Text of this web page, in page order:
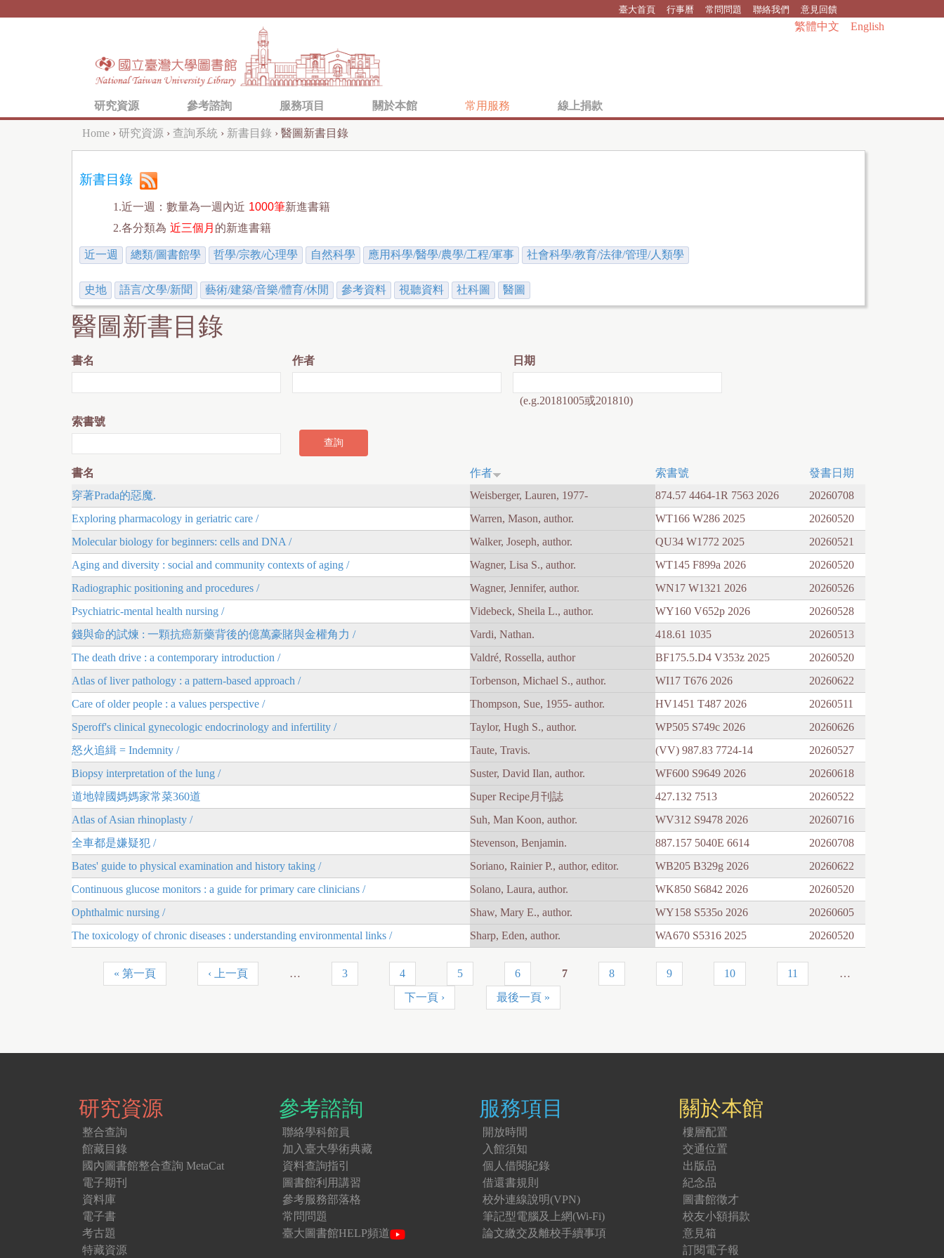
臺大首頁 行事曆 常問問題 聯絡我們 意見回饋
繁體中文 English
研究資源 參考諮詢 服務項目 關於本館 常用服務 線上捐款
Y
o
r
e
h
e
r
e
Home › 研究資源 › 查詢系統 › 新書目錄 › 醫圖新書目錄
新書目錄
1.近一週：數量為一週內近 1000筆新進書籍
2.各分類為 近三個月 的新進書籍
近一週 總類/圖書館學 哲學/宗教/心理學 自然科學 應用科學/醫學/農學/工程/軍事 社會科學/教育/法律/管理/人類學
史地 語言/文學/新聞 藝術/建築/音樂/體育/休閒 參考資料 視聽資料 社科圖 醫圖
醫圖新書目錄
書名 作者 日期
(e.g.20181005或201810)
索書號
書名 作者 索書號
發書日期
穿著Prada的惡魔.
Weisberger, Lauren, 1977- 874.57 4464-1R 7563 2026
20260708
Exploring pharmacology in geriatric care /
Warren, Mason, author. WT166 W286 2025
20260520
Molecular biology for beginners: cells and DNA /
Walker, Joseph, author. QU34 W1772 2025
20260521
Aging and diversity : social and community contexts of aging /
Wagner, Lisa S., author. WT145 F899a 2026
20260520
Radiographic positioning and procedures /
Wagner, Jennifer, author. WN17 W1321 2026
20260526
Psychiatric-mental health nursing /
Videbeck, Sheila L., author. WY160 V652p 2026
20260528
錢與命的試煉 : 一顆抗癌新藥背後的億萬豪賭與金權角力 /
Vardi, Nathan. 418.61 1035
20260513
The death drive : a contemporary introduction /
Valdré, Rossella, author BF175.5.D4 V353z 2025
20260520
Atlas of liver pathology : a pattern-based approach /
Torbenson, Michael S., author. WI17 T676 2026
20260622
Care of older people : a values perspective /
Thompson, Sue, 1955- author. HV1451 T487 2026
20260511
Speroff's clinical gynecologic endocrinology and infertility /
Taylor, Hugh S., author. WP505 S749c 2026
20260626
怒火追緝 = Indemnity /
Taute, Travis. (VV) 987.83 7724-14
20260527
Biopsy interpretation of the lung /
Suster, David Ilan, author. WF600 S9649 2026
20260618
道地韓國媽媽家常菜360道
Super Recipe月刊誌 427.132 7513
20260522
Atlas of Asian rhinoplasty /
Suh, Man Koon, author. WV312 S9478 2026
20260716
全車都是嫌疑犯 /
Stevenson, Benjamin. 887.157 5040E 6614
20260708
Bates' guide to physical examination and history taking /
Soriano, Rainier P., author, editor. WB205 B329g 2026
20260622
Continuous glucose monitors : a guide for primary care clinicians /
Solano, Laura, author. WK850 S6842 2026
20260520
Ophthalmic nursing /
Shaw, Mary E., author. WY158 S535o 2026
20260605
The toxicology of chronic diseases : understanding environmental links /
Sharp, Eden, author. WA670 S5316 2025 20260520
e
« 第一頁 ‹ 上一頁 … 3 4 5 6 7 8 9 10 11
…
下一頁 ›
最後一頁 »
研究資源
整合查詢
館藏目錄
國內圖書館整合查詢 MetaCat
電子期刊
資料庫
電子書
考古題
特藏資源
參考諮詢
聯絡學科館員
加入臺大學術典藏
資料查詢指引
圖書館利用講習
參考服務部落格
常問問題
臺大圖書館HELP頻道
服務項目
開放時間
入館須知
個人借閱紀錄
借還書規則
校外連線說明(VPN)
筆記型電腦及上網(Wi-Fi)
論文繳交及離校手續事項
關於本館
樓層配置
交通位置
出版品
紀念品
圖書館徵才
校友小額捐款
意見箱
訂閱電子報